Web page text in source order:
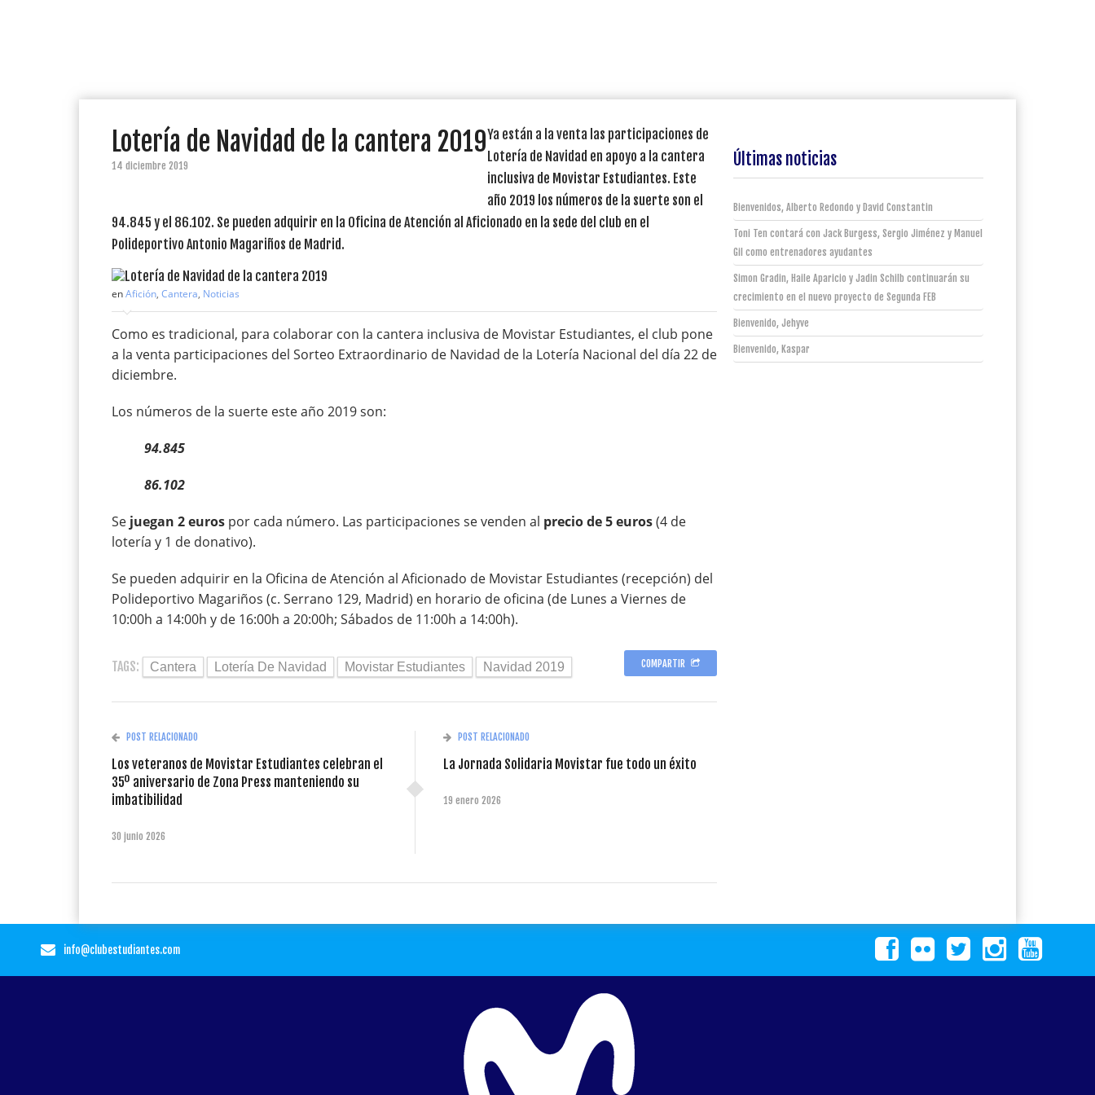
Lotería de Navidad de la cantera 2019
14 diciembre 2019
Ya están a la venta las participaciones de
Lotería de Navidad en apoyo a la cantera
inclusiva de Movistar Estudiantes. Este
año 2019 los números de la suerte son el
94.845 y el 86.102. Se pueden adquirir en la Oficina de Atención al Aficionado en la sede del club en el
Polideportivo Antonio Magariños de Madrid.
enAfición, Cantera, Noticias
Como es tradicional, para colaborar con la cantera inclusiva de Movistar Estudiantes, el club pone
a la venta participaciones del Sorteo Extraordinario de Navidad de la Lotería Nacional del día 22 de
diciembre.
Los números de la suerte este año 2019 son:
94.845
86.102
Se juegan 2 euros por cada número. Las participaciones se venden al precio de 5 euros(4 de
lotería y 1 de donativo).
Se pueden adquirir en la Oficina de Atención al Aficionado de Movistar Estudiantes (recepción) del
Polideportivo Magariños (c. Serrano 129, Madrid) en horario de oficina (de Lunes a Viernes de
10:00h a 14:00h y de 16:00h a 20:00h; Sábados de 11:00h a 14:00h).
TAGS: Cantera Lotería De Navidad Movistar Estudiantes Navidad 2019 COMPARTIR
POST RELACIONADO
Los veteranos de Movistar Estudiantes celebran el
35º aniversario de Zona Press manteniendo su
imbatibilidad
30 junio 2026
POST RELACIONADO
La Jornada Solidaria Movistar fue todo un éxito
19 enero 2026
Últimas noticias
Bienvenidos, Alberto Redondo y David Constantin
Toni Ten contará con Jack Burgess, Sergio Jiménez y Manuel
Gil como entrenadores ayudantes
Simon Gradin, Haile Aparicio y Jadin Schilb continuarán su
crecimiento en el nuevo proyecto de Segunda FEB
Bienvenido, Jehyve
Bienvenido, Kaspar
info@clubestudiantes.com